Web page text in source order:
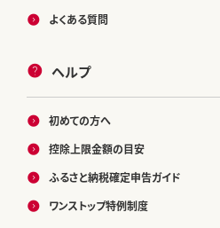
よくある質問
ヘルプ
初めての方へ
控除上限金額の目安
ふるさと納税確定申告ガイド
ワンストップ特例制度